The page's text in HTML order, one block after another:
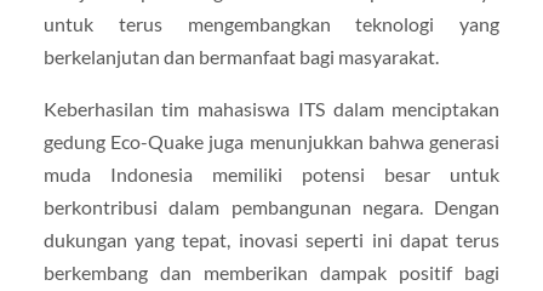
untuk terus mengembangkan teknologi yang
berkelanjutan dan bermanfaat bagi masyarakat.
Keberhasilan tim mahasiswa ITS dalam menciptakan
gedung Eco-Quake juga menunjukkan bahwa generasi
muda Indonesia memiliki potensi besar untuk
berkontribusi dalam pembangunan negara. Dengan
dukungan yang tepat, inovasi seperti ini dapat terus
berkembang dan memberikan dampak positif bagi